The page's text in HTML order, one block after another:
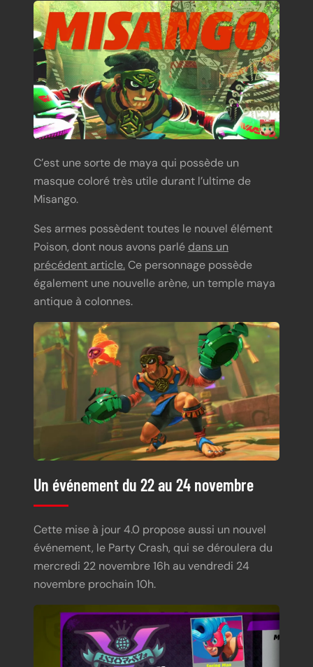
C’est une sorte de maya qui possède un
masque coloré très utile durant l’ultime de
Misango.
Ses armes possèdent toutes le nouvel élément
Poison, dont nous avons parlé dans un
précédent article.Ce personnage possède
également une nouvelle arène, un temple maya
antique à colonnes.
Un événement du 22 au 24 novembre
Cette mise à jour 4.0 propose aussi un nouvel
événement, le Party Crash, qui se déroulera du
mercredi 22 novembre 16h au vendredi 24
novembre prochain 10h.